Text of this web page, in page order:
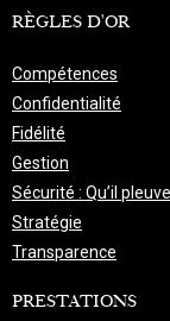
RÈGLES D'OR
Compétences
Confidentialité
Fidélité
Gestion
Sécurité : Qu’il
Stratégie
Transparence
PRESTATIONS